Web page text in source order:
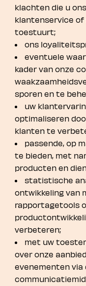
klachten die u
klantenservice
toestuurt;
ons
eventuele
kader van onze
sporen en te
uw
optimaliseren
klanten te
passende, op
te bieden, met
producten en
statistische
ontwikkeling van
rapportagetools
verbeteren;
met uw
over onze
evenementen via